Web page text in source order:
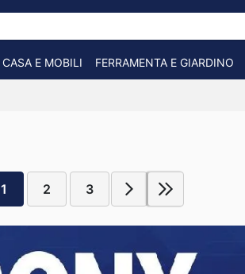
CASA E MOBILI FERRAMENTA E GIARDINO
1 2 3